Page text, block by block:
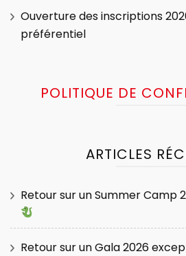
Ouverture des inscriptions
préférentiel
POLITIQUE DE
ARTICLES
Retour sur un Summer Camp
Retour sur un Gala 2026